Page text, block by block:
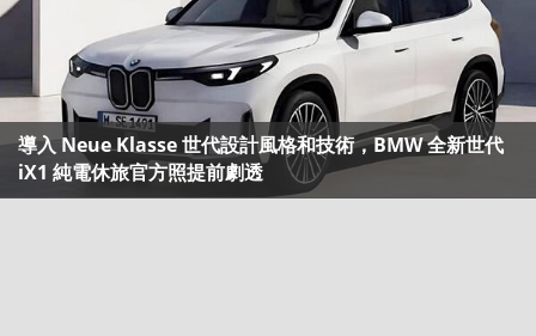
導入 Neue Klasse 世代設計風格和技術，BMW 全新世代
iX1 純電休旅官方照提前劇透